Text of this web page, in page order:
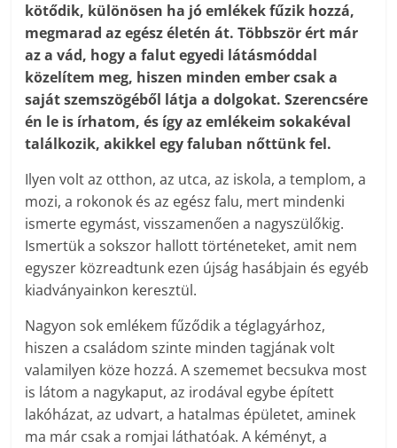
kötődik, különösen ha jó emlékek fűzik hozzá,
megmarad az egész életén át. Többször ért már
az a vád, hogy a falut egyedi látásmóddal
közelítem meg, hiszen minden ember csak a
saját szemszögéből látja a dolgokat. Szerencsére
én le is írhatom, és így az emlékeim sokakéval
találkozik, akikkel egy faluban nőttünk fel.
Ilyen volt az otthon, az utca, az iskola, a templom, a
mozi, a rokonok és az egész falu, mert mindenki
ismerte egymást, visszamenően a nagyszülőkig.
Ismertük a sokszor hallott történeteket, amit nem
egyszer közreadtunk ezen újság hasábjain és egyéb
kiadványainkon keresztül.
Nagyon sok emlékem fűződik a téglagyárhoz,
hiszen a családom szinte minden tagjának volt
valamilyen köze hozzá. A szememet becsukva most
is látom a nagykaput, az irodával egybe épített
lakóházat, az udvart, a hatalmas épületet, aminek
ma már csak a romjai láthatóak. A kéményt, a